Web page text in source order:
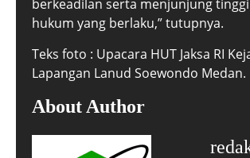
berkeadilan serta menjunjung
hukum yang berlaku,” tutupnya.
Teks foto : Upacara HUT Jaksa RI
Lapangan Lanud Soewondo Medan.
About Author